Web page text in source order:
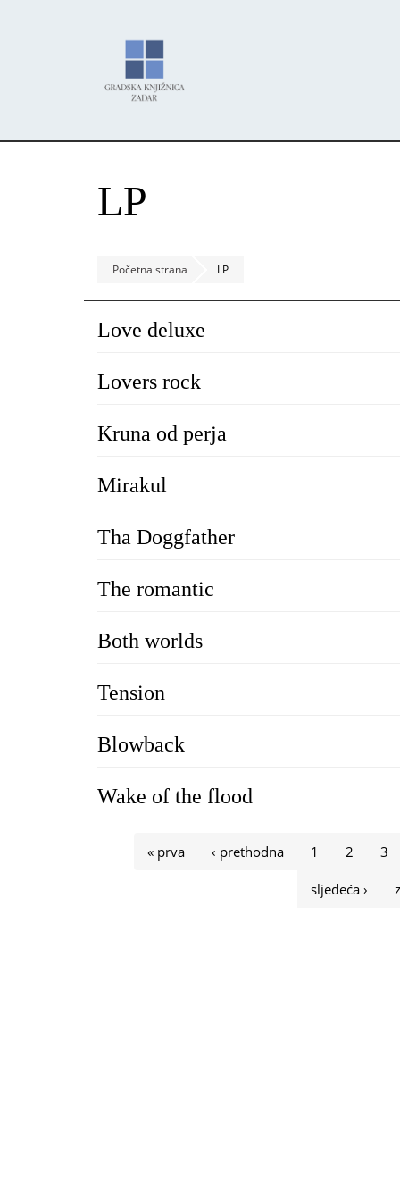
LP
Početna strana LP
Love deluxe
Lovers rock
Kruna od perja
Mirakul
Tha Doggfather
The romantic
Both worlds
Tension
Blowback
Wake of the flood
Stranice
« prva ‹ prethodna 1 2 3
sljedeća ›